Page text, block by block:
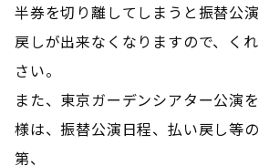
半券を切り離してしまうと振替公
戻しが出来なくなりますので、く
さい。
また、東京ガーデンシアター公演
様は、振替公演日程、払い戻し等
第、